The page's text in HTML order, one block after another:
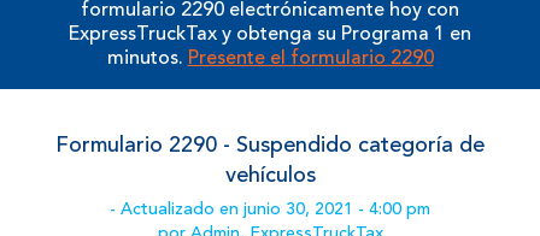
formulario 2290 electrónicamente hoy con
ExpressTruckTax y obtenga su Programa 1 en
minutos. Presente el formulario 2290
Formulario 2290 - Suspendido categoría de
vehículos
- Actualizado en junio 30, 2021 - 4:00 pm